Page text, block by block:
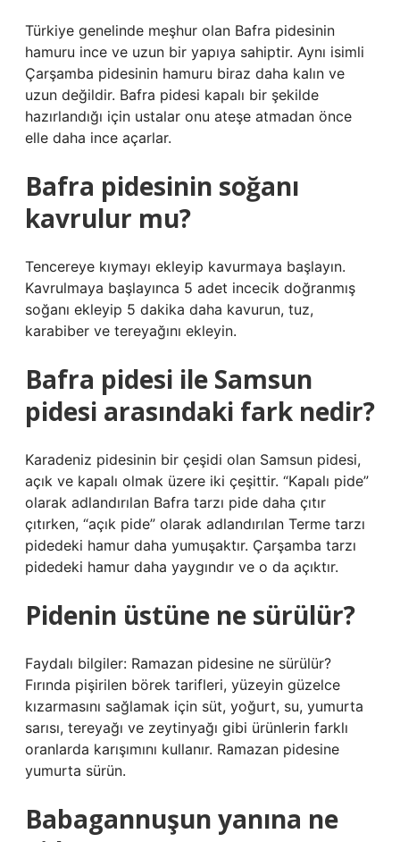
Türkiye genelinde meşhur olan Bafra pidesinin
hamuru ince ve uzun bir yapıya sahiptir. Aynı isimli
Çarşamba pidesinin hamuru biraz daha kalın ve
uzun değildir. Bafra pidesi kapalı bir şekilde
hazırlandığı için ustalar onu ateşe atmadan önce
elle daha ince açarlar.
Bafra pidesinin soğanı
kavrulur mu?
Tencereye kıymayı ekleyip kavurmaya başlayın.
Kavrulmaya başlayınca 5 adet incecik doğranmış
soğanı ekleyip 5 dakika daha kavurun, tuz,
karabiber ve tereyağını ekleyin.
Bafra pidesi ile Samsun
pidesi arasındaki fark nedir?
Karadeniz pidesinin bir çeşidi olan Samsun pidesi,
açık ve kapalı olmak üzere iki çeşittir. “Kapalı pide”
olarak adlandırılan Bafra tarzı pide daha çıtır
çıtırken, “açık pide” olarak adlandırılan Terme tarzı
pidedeki hamur daha yumuşaktır. Çarşamba tarzı
pidedeki hamur daha yaygındır ve o da açıktır.
Pidenin üstüne ne sürülür?
Faydalı bilgiler: Ramazan pidesine ne sürülür?
Fırında pişirilen börek tarifleri, yüzeyin güzelce
kızarmasını sağlamak için süt, yoğurt, su, yumurta
sarısı, tereyağı ve zeytinyağı gibi ürünlerin farklı
oranlarda karışımını kullanır. Ramazan pidesine
yumurta sürün.
Babagannuşun yanına ne